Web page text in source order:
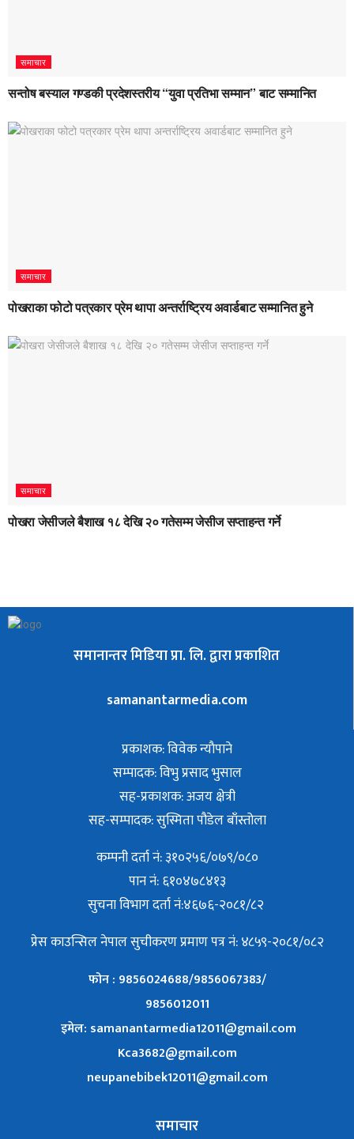
समाचार
सन्तोष बस्याल गण्डकी प्रदेशस्तरीय “युवा प्रतिभा सम्मान” बाट सम्मानित
समाचार
पोखराका फोटो पत्रकार प्रेम थापा अन्तर्राष्ट्रिय अवार्डबाट सम्मानित हुने
समाचार
पोखरा जेसीजले बैशाख १८ देखि २० गतेसम्म जेसीज सप्ताहन्त गर्ने
समानान्तर मिडिया प्रा. लि. द्वारा प्रकाशित
samanantarmedia.com
प्रकाशक: विवेक न्याैपाने
सम्पादक: विभु प्रसाद भुसाल
सह-प्रकाशक: अजय क्षेत्री
सह-सम्पादक: सुस्मिता पौडेल बाँस्तोला
कम्पनी दर्ता नं: ३१०२५६/०७९/०८०
पान नं: ६१०४७८४१३
सुचना विभाग दर्ता नं:४६७६-२०८१/८२
प्रेस काउन्सिल नेपाल सुचीकरण प्रमाण पत्र नं: ४८५९-२०८१/०८२
फोन : 9856024688/9856067383/
9856012011
इमेल: samanantarmedia12011@gmail.com
Kca3682@gmail.com
neupanebibek12011@gmail.com
समाचार